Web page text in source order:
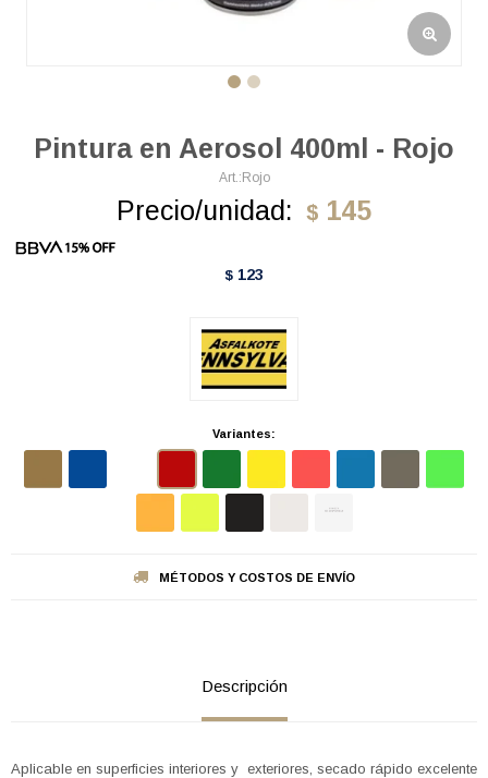
Pintura en Aerosol 400ml - Rojo
Rojo
Precio/unidad: $ 145
$ 123
Variantes:
MÉTODOS Y COSTOS DE ENVÍO
Descripción
Aplicable en superficies interiores y exteriores, secado rápido excelente